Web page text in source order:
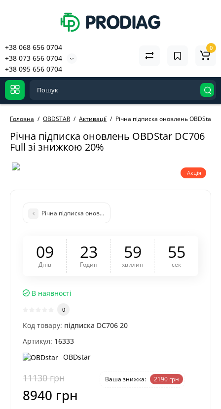
+38 068 656 0704
+38 073 656 0704
+38 095 656 0704
0
Головна OBDSTAR Активації Річна підписка оновлень OBDStar
Річна підписка оновлень OBDStar DC706
Full зі знижкою 20%
Акція
Річна підписка оновлень OBDStar DC706 Full
09
Днів
23
Годин
59
хвилин
54
сек
В наявності
0
Код товару: підписка DC706 20
Артикул: 16333
OBDstar
11130 грн Ваша знижка: 2190 грн
8940 грн